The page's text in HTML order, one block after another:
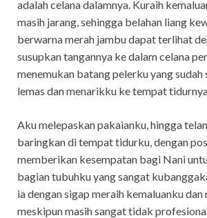
adalah celana dalamnya. Kuraih
masih jarang, sehingga belahan liang
berwarna merah jambu dapat terlihat
susupkan tangannya ke dalam celana
menemukan batang pelerku yang sudah
lemas dan menarikku ke tempat
Aku melepaskan pakaianku, hingga
baringkan di tempat tidurku, dengan
memberikan kesempatan bagi Nani
bagian tubuhku yang sangat
ia dengan sigap meraih kemaluanku dan
meskipun masih sangat tidak